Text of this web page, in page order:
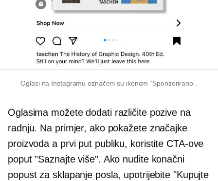
Oglasi na Instagramu označeni su ikonom “Sponzorirano”.
Oglasima možete dodati različite pozive na
radnju. Na primjer, ako pokažete značajke
proizvoda a prvi put publiku, koristite CTA-ove
poput "Saznajte više". Ako nudite konačni
popust za sklapanje posla, upotrijebite "Kupujte